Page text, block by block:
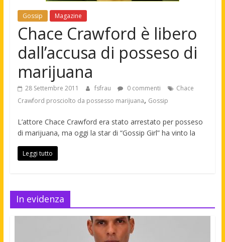
Gossip Magazine
Chace Crawford è libero
dall’accusa di posseso di
marijuana
28 Settembre 2011 fsfrau 0 commenti
Chace
Crawford prosciolto da possesso marijuana, Gossip
L’attore Chace Crawford era stato arrestato per posseso
di marijuana, ma oggi la star di “Gossip Girl” ha vinto la
Leggi tutto
In evidenza